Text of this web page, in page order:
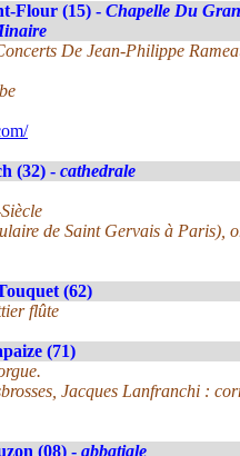
Flour (15) - Chapelle Du
De Jean-Philippe
(32) - cathedrale
de Saint Gervais à Paris),
(62)
flûte
(71)
Jacques Lanfranchi :
(08) - abbatiale